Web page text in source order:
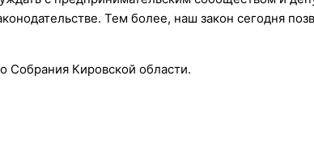
Тем более, наш закон сегодня
Собрания Кировской области.